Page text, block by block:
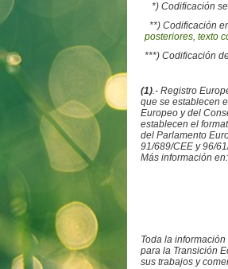
*) Codificación
**) Codificación
posteriores, texto
***) Codificación
(1).- Registro
que se establecen
Europeo y del
establecen el
del Parlamento
91/689/CEE y 96/
Más información
Toda la
para la Transición
sus trabajos y